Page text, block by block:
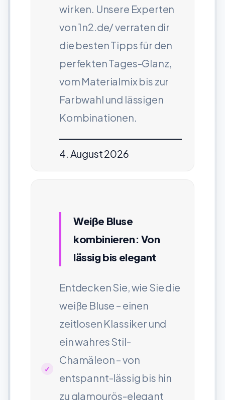
wirken. Unsere Experten
von 1n2.de/ verraten dir
die besten Tipps für den
perfekten Tages-Glanz,
vom Materialmix bis zur
Farbwahl und lässigen
Kombinationen.
4. August 2026
Weiße Bluse
kombinieren: Von
lässig bis elegant
Entdecken Sie, wie Sie die
weiße Bluse – einen
zeitlosen Klassiker und
ein wahres Stil-
Chamäleon – von
entspannt-lässig bis hin
zu glamourös-elegant